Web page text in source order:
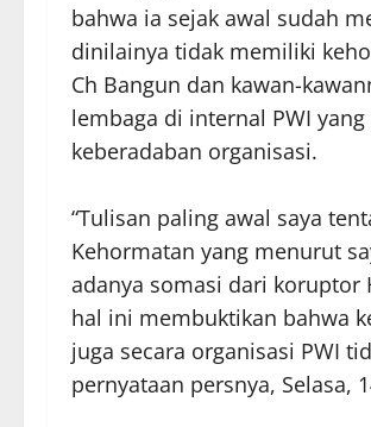
bahwa ia sejak awal sudah
dinilainya tidak memiliki
Ch Bangun dan kawan-
lembaga di internal PWI
keberadaban organisasi.
“Tulisan paling awal saya
Kehormatan yang menurut
adanya somasi dari koruptor
hal ini membuktikan bahwa
juga secara organisasi PWI
pernyataan persnya, Selasa,